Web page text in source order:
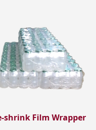
shrink Film Wrapper